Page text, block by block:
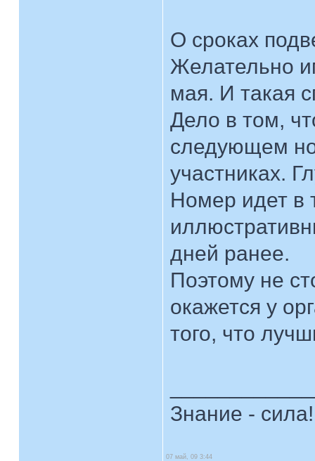
О сроках
Желательно
мая. И такая
Дело в том,
следующем
участниках.
Номер идет в
дней ранее.
Поэтому не
окажется у
того, что
Знание - сила!
07 май, 09 3:44